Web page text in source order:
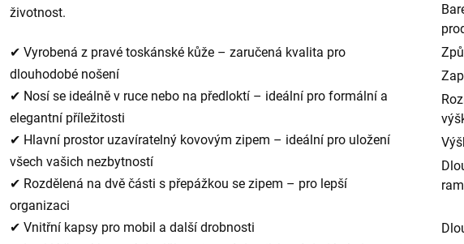
životnost.
✔ Vyrobená z pravé toskánské kůže – zaručená kvalita pro
dlouhodobé nošení
✔ Nosí se ideálně v ruce nebo na předloktí – ideální pro formální a
elegantní příležitosti
✔ Hlavní prostor uzavíratelný kovovým zipem – ideální pro uložení
všech vašich nezbytností
✔ Rozdělená na dvě části s přepážkou se zipem – pro lepší
organizaci
✔ Vnitřní kapsy pro mobil a další drobnosti